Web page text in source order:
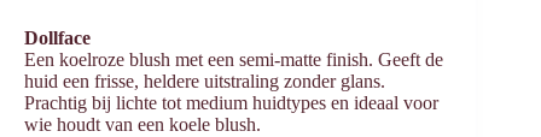
Dollface
Een koelroze blush met een semi-matte finish. Geeft de
huid een frisse, heldere uitstraling zonder glans.
Prachtig bij lichte tot medium huidtypes en ideaal voor
wie houdt van een koele blush.